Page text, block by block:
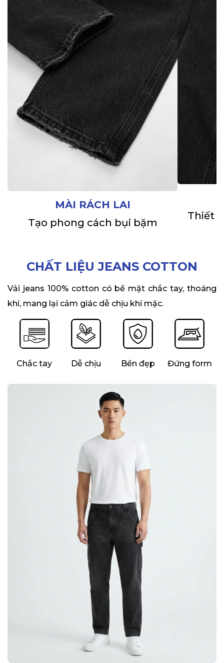
MÀI RÁCH LAI
Tạo phong cách bụi bặm
Thiết
CHẤT LIỆU JEANS COTTON
Vải jeans 100% cotton có bề mặt chắc tay, thoáng
khí, mang lại cảm giác dễ chịu khi mặc.
Chắc tay Dễ chịu Bền đẹp Đứng form